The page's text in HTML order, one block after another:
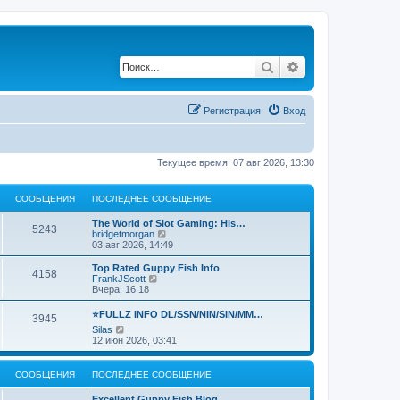
Поиск
Вход
Регистрация
Текущее время: 07 авг 2026, 13:30
СООБЩЕНИЯ ПОСЛЕДНЕЕ СООБЩЕНИЕ
5243
The World of Slot Gaming: His…
bridgetmorgan
е
р
е
й
п
с
л
е
д
е
03 авг 2026, 14:49
4158
Top Rated Guppy Fish Info
FrankJScott
р
е
й
и
к
п
о
л
Вчера, 16:18
3945
⭐FULLZ INFO DL/SSN/NIN/SIN/MM…
Silas
е
р
е
й
т
12 июн 2026, 03:41
СООБЩЕНИЯ ПОСЛЕДНЕЕ СООБЩЕНИЕ